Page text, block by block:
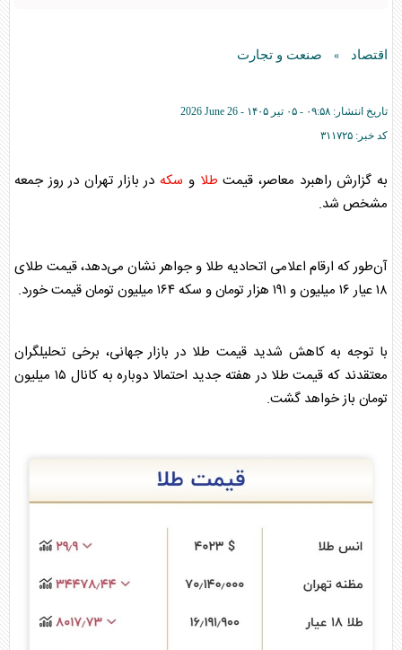
اقتصاد » صنعت و تجارت
تاریخ انتشار: ۰۹:۵۸ - ۰۵ تير ۱۴۰۵ -
2026 June 26
کد خبر: ۳۱۱۷۲۵
به گزارش راهبرد معاصر، قیمت طلا و سکهدر بازار تهران در روز جمعه
مشخص شد.
آن‌طور که ارقام اعلامی اتحادیه طلا و جواهر نشان می‌دهد، قیمت طلای
۱۸ عیار ۱۶ میلیون و ۱۹۱ هزار تومان و
سکه
با توجه به کاهش شدید قیمت طلا در بازار جهانی، برخی تحلیلگران
معتقدند که قیمت طلا
در هفته جدید احتمالا دوباره به کانال ۱۵ میلیون
تومان باز خواهد گشت.